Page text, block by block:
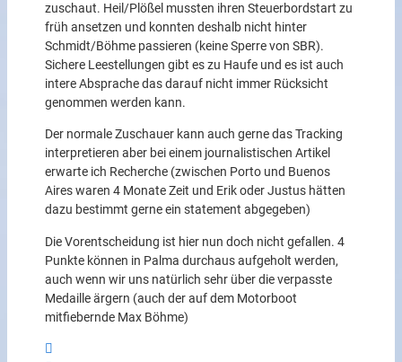
zuschaut. Heil/Plößel mussten ihren Steuerbordstart zu
früh ansetzen und konnten deshalb nicht hinter
Schmidt/Böhme passieren (keine Sperre von SBR).
Sichere Leestellungen gibt es zu Haufe und es ist auch
intere Absprache das darauf nicht immer Rücksicht
genommen werden kann.
Der normale Zuschauer kann auch gerne das Tracking
interpretieren aber bei einem journalistischen Artikel
erwarte ich Recherche (zwischen Porto und Buenos
Aires waren 4 Monate Zeit und Erik oder Justus hätten
dazu bestimmt gerne ein statement abgegeben)
Die Vorentscheidung ist hier nun doch nicht gefallen. 4
Punkte können in Palma durchaus aufgeholt werden,
auch wenn wir uns natürlich sehr über die verpasste
Medaille ärgern (auch der auf dem Motorboot
mitfiebernde Max Böhme)